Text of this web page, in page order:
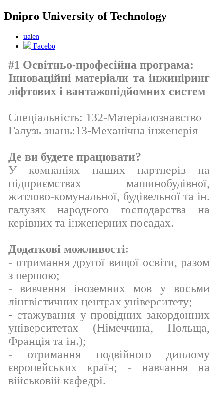
Dnipro University of Technology
ua|en
Facebo
#1 Освітньо-професійна програма:
Інноваційні матеріали та інжиніринг
ліфтових і вантажопідйомних систем
Спеціальність: 132-Матеріалознавство
Галузь знань:13-Механічна інженерія
Де ви будете працювати?
У компаніях наших партнерів на
підприємствах машинобудівної,
житлово-комунальної, будівельної та ін.
галузях народного господарства на
керівних та інженерних посадах.
Додаткові можливості:
- отримання другої вищої освіти, разом
з першою;
- вивчення іноземних мов у восьми
лінгвістичних центрах університету;
- стажування у провідних закордонних
університетах (Німеччина, Польща,
Франція та ін.);
- отримання подвійного диплому
європейських країн; - навчання на
військовій кафедрі.